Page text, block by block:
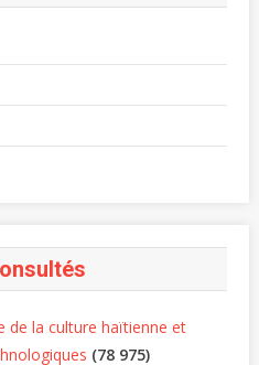
de la culture haïtienne et
(78 975)